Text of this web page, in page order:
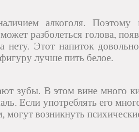
алкоголя.
разболеться голова,
нету. Этот напиток
лучше пить белое.
зубы. В этом вине много
Если употреблять его
могут возникнуть